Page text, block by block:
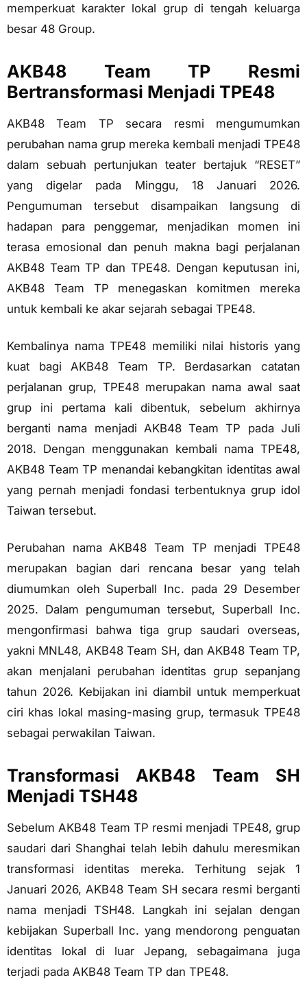
memperkuat karakter lokal grup di tengah keluarga
besar 48 Group.
AKB48 Team TP Resmi
Bertransformasi Menjadi TPE48
AKB48 Team TP secara resmi mengumumkan
perubahan nama grup mereka kembali menjadi TPE48
dalam sebuah pertunjukan teater bertajuk “RESET”
yang digelar pada Minggu, 18 Januari 2026.
Pengumuman tersebut disampaikan langsung di
hadapan para penggemar, menjadikan momen ini
terasa emosional dan penuh makna bagi perjalanan
AKB48 Team TP dan TPE48. Dengan keputusan ini,
AKB48 Team TP menegaskan komitmen mereka
untuk kembali ke akar sejarah sebagai TPE48.
Kembalinya nama TPE48 memiliki nilai historis yang
kuat bagi AKB48 Team TP. Berdasarkan catatan
perjalanan grup, TPE48 merupakan nama awal saat
grup ini pertama kali dibentuk, sebelum akhirnya
berganti nama menjadi AKB48 Team TP pada Juli
2018. Dengan menggunakan kembali nama TPE48,
AKB48 Team TP menandai kebangkitan identitas awal
yang pernah menjadi fondasi terbentuknya grup idol
Taiwan tersebut.
Perubahan nama AKB48 Team TP menjadi TPE48
merupakan bagian dari rencana besar yang telah
diumumkan oleh Superball Inc. pada 29 Desember
2025. Dalam pengumuman tersebut, Superball Inc.
mengonfirmasi bahwa tiga grup saudari overseas,
yakni MNL48, AKB48 Team SH, dan AKB48 Team TP,
akan menjalani perubahan identitas grup sepanjang
tahun 2026. Kebijakan ini diambil untuk memperkuat
ciri khas lokal masing-masing grup, termasuk TPE48
sebagai perwakilan Taiwan.
Transformasi AKB48 Team SH
Menjadi TSH48
Sebelum AKB48 Team TP resmi menjadi TPE48, grup
saudari dari Shanghai telah lebih dahulu meresmikan
transformasi identitas mereka. Terhitung sejak 1
Januari 2026, AKB48 Team SH secara resmi berganti
nama menjadi TSH48. Langkah ini sejalan dengan
kebijakan Superball Inc. yang mendorong penguatan
identitas lokal di luar Jepang, sebagaimana juga
terjadi pada AKB48 Team TP dan TPE48.